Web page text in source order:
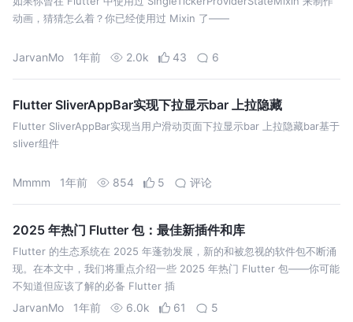
动画，猜猜怎么着？你已经使用过 Mixin 了——
JarvanMo 1年前 2.0k 43 6
Flutter SliverAppBar实现下拉显示bar 上拉隐藏
Flutter SliverAppBar实现当用户滑动页面下拉显示bar 上拉隐藏bar基于
sliver组件
Mmmm 1年前 854 5 评论
2025 年热门 Flutter 包：最佳新插件和库
Flutter 的生态系统在 2025 年蓬勃发展，新的和被忽视的软件包不断涌
现。在本文中，我们将重点介绍一些 2025 年热门 Flutter 包——你可能
不知道但应该了解的必备 Flutter 插
JarvanMo 1年前 6.0k 61 5